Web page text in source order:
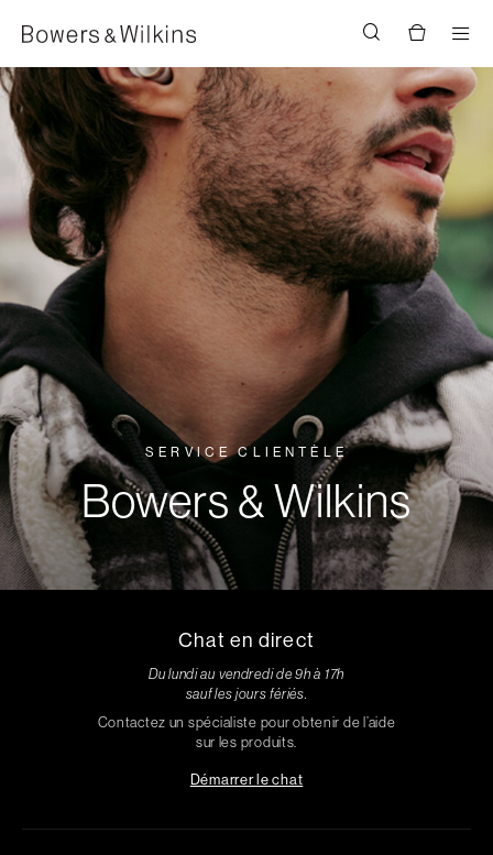
SERVICE CLIENTÈLE
Bowers & Wilkins
Chat en direct
Du lundi au vendredi de 9h à 17h
sauf les jours fériés.
Contactez un spécialiste pour obtenir de l’aide
sur les produits.
Démarrer le chat